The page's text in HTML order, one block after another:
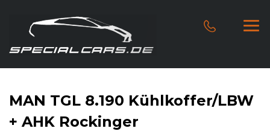
MAN TGL 8.190 Kühlkoffer/LBW
+ AHK Rockinger